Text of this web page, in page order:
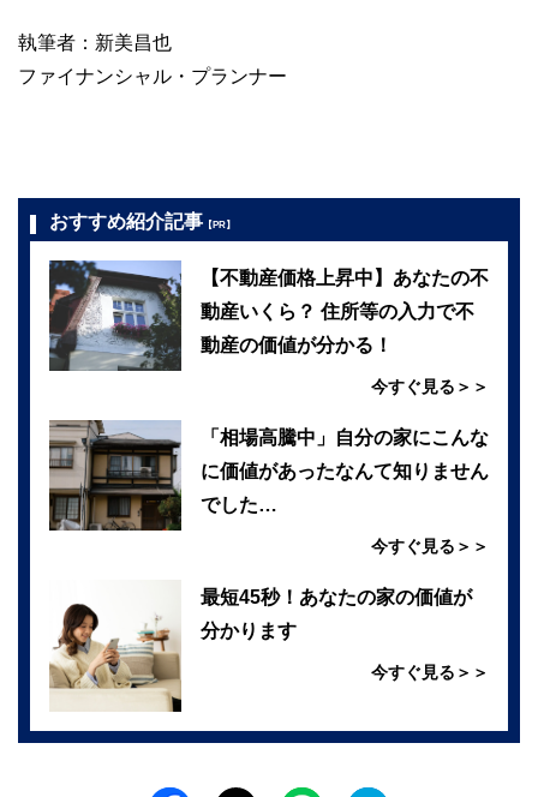
執筆者：新美昌也
ファイナンシャル・プランナー
おすすめ紹介記事 【PR】
【不動産価格上昇中】あなたの不
動産いくら？ 住所等の入力で不
動産の価値が分かる！
今すぐ見る＞＞
「相場高騰中」自分の家にこんな
に価値があったなんて知りません
でした…
今すぐ見る＞＞
最短45秒！あなたの家の価値が
分かります
今すぐ見る＞＞